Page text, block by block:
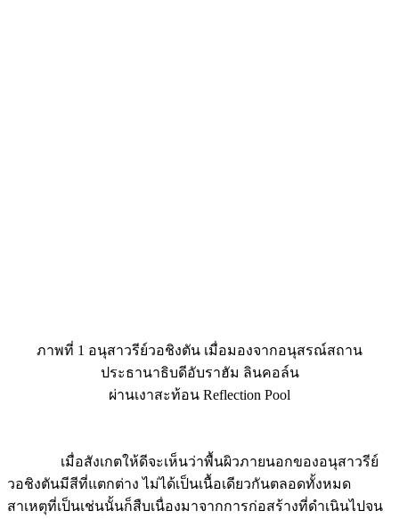
ภาพที่ 1 อนุสาวรีย์วอชิงตัน เมื่อมองจากอนุสรณ์สถาน
ประธานาธิบดีอับราฮัม ลินคอล์น
ผ่านเงาสะท้อน Reflection Pool
เมื่อสังเกตให้ดีจะเห็นว่าพื้นผิวภายนอกของอนุสาวรีย์
วอชิงตันมีสีที่แตกต่าง ไม่ได้เป็นเนื้อเดียวกันตลอดทั้งหมด
สาเหตุที่เป็นเช่นนั้นก็สืบเนื่องมาจากการก่อสร้างที่ดำเนินไปจน